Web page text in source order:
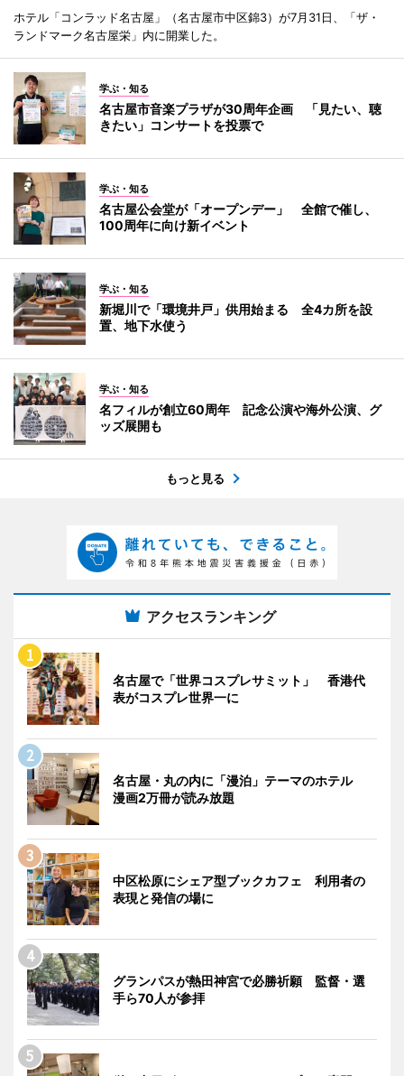
ホテル「コンラッド名古屋」（名古屋市中区錦3）が7月31日、「ザ・
ランドマーク名古屋栄」内に開業した。
学ぶ・知る
名古屋市音楽プラザが30周年企画 「見たい、聴
きたい」コンサートを投票で
学ぶ・知る
名古屋公会堂が「オープンデー」 全館で催し、
100周年に向け新イベント
学ぶ・知る
新堀川で「環境井戸」供用始まる 全4カ所を設
置、地下水使う
学ぶ・知る
名フィルが創立60周年 記念公演や海外公演、グ
ッズ展開も
もっと見る
アクセスランキング
名古屋で「世界コスプレサミット」 香港代
表がコスプレ世界一に
名古屋・丸の内に「漫泊」テーマのホテル
漫画2万冊が読み放題
中区松原にシェア型ブックカフェ 利用者の
表現と発信の場に
グランパスが熱田神宮で必勝祈願 監督・選
手ら70人が参拝